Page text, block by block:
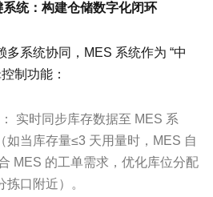
统：构建仓储数字化闭环
多系统协同，MES 系统作为 “中
制功能：
实时同步库存数据至 MES 系
如当库存量≤3 天用量时，MES 自
MES 的工单需求，优化库位分配
拣口附近）。